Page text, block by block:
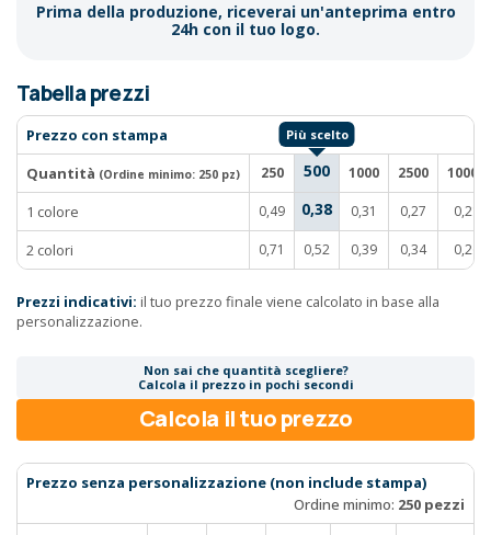
Prima della produzione, riceverai un'anteprima entro
24h con il tuo logo.
Tabella prezzi
Prezzo con stampa
Quantità (Ordine minimo: 250 pz) 250 500 1000 2500 10000
1 colore 0,49 0,38 0,31 0,27 0,21
2 colori 0,71 0,52 0,39 0,34 0,26
Prezzi indicativi: il tuo prezzo finale viene calcolato in base alla
personalizzazione.
Non sai che quantità scegliere?
Calcola il prezzo in pochi secondi
Calcola il tuo prezzo
Prezzo senza personalizzazione (non include stampa)
Ordine minimo: 250 pezzi